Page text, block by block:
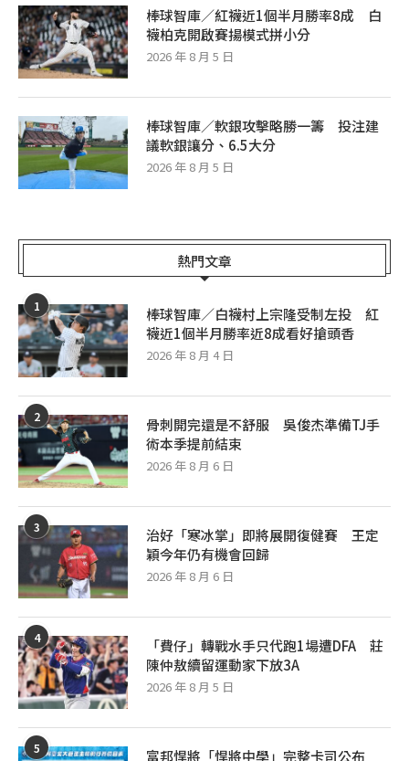
棒球智庫／紅襪近1個半月勝率8成 白
襪柏克開啟賽揚模式拼小分
2026 年 8 月 5 日
棒球智庫／軟銀攻擊略勝一籌 投注建
議軟銀讓分、6.5大分
2026 年 8 月 5 日
熱門文章
1
棒球智庫／白襪村上宗隆受制左投 紅
襪近1個半月勝率近8成看好搶頭香
2026 年 8 月 4 日
2
骨刺開完還是不舒服 吳俊杰準備TJ手
術本季提前結束
2026 年 8 月 6 日
3
治好「寒冰掌」即將展開復健賽 王定
穎今年仍有機會回歸
2026 年 8 月 6 日
4
「費仔」轉戰水手只代跑1場遭DFA 莊
陳仲敖續留運動家下放3A
2026 年 8 月 5 日
5 富邦悍將「悍將中學」完整卡司公布